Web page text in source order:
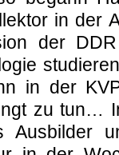
in der
der
in der
zu tun…
Ausbilder